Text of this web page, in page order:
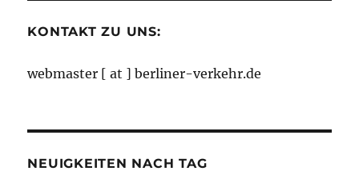
KONTAKT ZU UNS:
webmaster [ at ] berliner-verkehr.de
NEUIGKEITEN NACH TAG